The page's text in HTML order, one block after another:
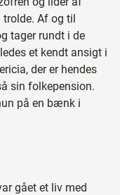
Af og til
tager rundt i de
et kendt ansigt i
der er hendes
sin folkepension.
på en bænk i
gået et liv med